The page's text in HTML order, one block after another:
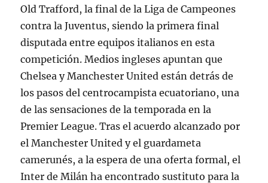
Old Trafford, la final de la Liga de Campeones
contra la Juventus, siendo la primera final
disputada entre equipos italianos en esta
competición. Medios ingleses apuntan que
Chelsea y Manchester United están detrás de
los pasos del centrocampista ecuatoriano, una
de las sensaciones de la temporada en la
Premier League. Tras el acuerdo alcanzado por
el Manchester United y el guardameta
camerunés, a la espera de una oferta formal, el
Inter de Milán ha encontrado sustituto para la